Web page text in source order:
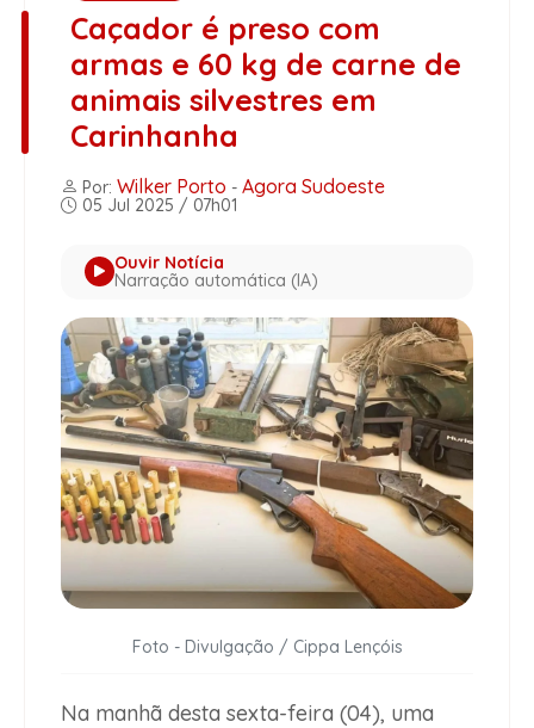
Caçador é preso com
armas e 60 kg de carne de
animais silvestres em
Carinhanha
Por: Wilker Porto - Agora Sudoeste
05 Jul 2025 / 07h01
Ouvir Notícia
Narração automática (IA)
Foto - Divulgação / Cippa Lençóis
Na manhã desta sexta-feira (04), uma